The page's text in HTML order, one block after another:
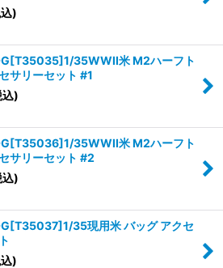
)
35WWII米 M2ハーフト
サリーセット #1
込)
35WWII米 M2ハーフト
サリーセット #2
込)
35現用米 バッグ アクセ
)